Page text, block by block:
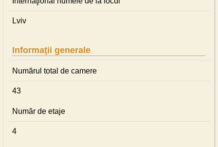
Lviv
Informaţii generale
Numărul total de camere
43
Număr de etaje
4